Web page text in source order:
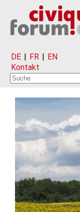
DE | FR | EN
Kontakt